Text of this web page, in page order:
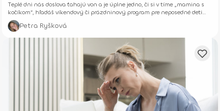
Teplé dni nás doslova ťahajú von a je úplne jedno, či si v tíme „mamina s
kočíkom“, hľadáš víkendový či prázdninový program pre neposedné deti
alebo si len chceš vyvetrať hlavu s kamoškou, či partnerom.
Petra Ryšková